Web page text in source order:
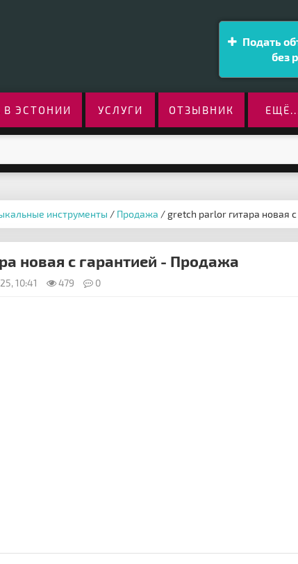
Подать
без
В ЭСТОНИИ УСЛУГИ ОТЗЫВНИК
инструменты / Продажа / gretch parlor гитара новая с
новая с гарантией - Продажа
10:41 479 0